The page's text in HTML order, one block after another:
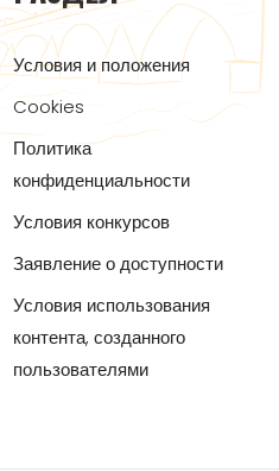
Условия и положения
Cookies
Политика
конфиденциальности
Условия конкурсов
Заявление о доступности
Условия использования
контента, созданного
пользователями